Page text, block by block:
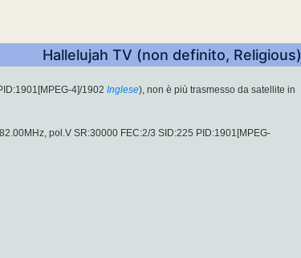
Hallelujah TV (non definito, Religious)
4]/1902 Inglese), non è più trasmesso da satellite in
pol.V SR:30000 FEC:2/3 SID:225 PID:1901[MPEG-